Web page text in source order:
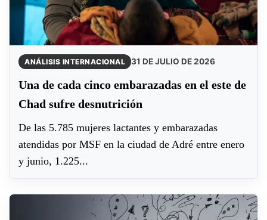
ANÁLISIS INTERNACIONAL 31 DE JULIO DE 2026
Una de cada cinco embarazadas en el este de
Chad sufre desnutrición
De las 5.785 mujeres lactantes y embarazadas
atendidas por MSF en la ciudad de Adré entre enero
y junio, 1.225...